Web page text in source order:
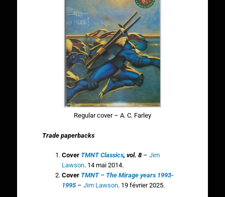
Regular cover – A. C. Farley
Trade paperbacks
CoverTMNT Classics, vol. 8– Jim
Lawson. 14 mai 2014.
Cover TMNT – The Mirage years 1993-
1995 – Jim Lawson. 19 février 2025.